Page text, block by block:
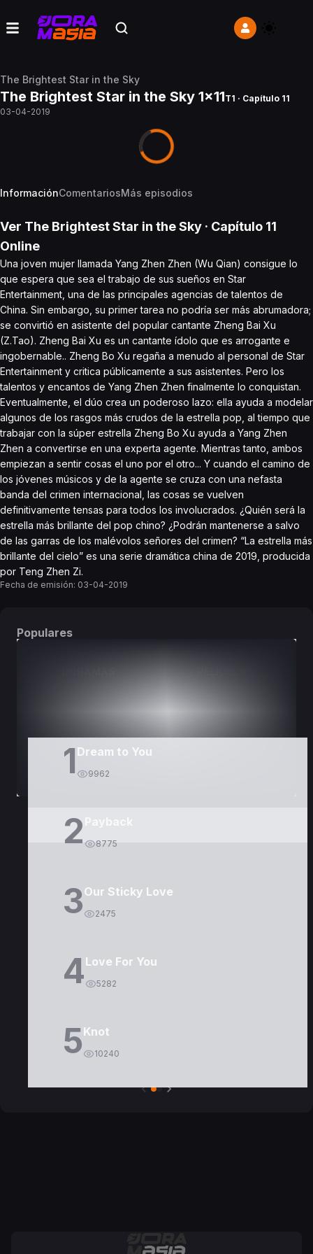
The Brightest Star in the Sky
The Brightest Star in the Sky 1x11T1 · Capítulo 11
03-04-2019
InformaciónComentariosMás episodios
Ver The Brightest Star in the Sky · Capítulo 11
Online
Una joven mujer llamada Yang Zhen Zhen (Wu Qian) consigue lo
que espera que sea el trabajo de sus sueños en Star
Entertainment, una de las principales agencias de talentos de
China. Sin embargo, su primer tarea no podría ser más abrumadora;
se convirtió en asistente del popular cantante Zheng Bai Xu
(Z.Tao). Zheng Bai Xu es un cantante ídolo que es arrogante e
ingobernable.. Zheng Bo Xu regaña a menudo al personal de Star
Entertainment y critica públicamente a sus asistentes. Pero los
talentos y encantos de Yang Zhen Zhen finalmente lo conquistan.
Eventualmente, el dúo crea un poderoso lazo: ella ayuda a modelar
algunos de los rasgos más crudos de la estrella pop, al tiempo que
trabajar con la súper estrella Zheng Bo Xu ayuda a Yang Zhen
Zhen a convertirse en una experta agente. Mientras tanto, ambos
empiezan a sentir cosas el uno por el otro... Y cuando el camino de
los jóvenes músicos y de la agente se cruza con una nefasta
banda del crimen internacional, las cosas se vuelven
definitivamente tensas para todos los involucrados. ¿Quién será la
estrella más brillante del pop chino? ¿Podrán mantenerse a salvo
de las garras de los malévolos señores del crimen? “La estrella más
brillante del cielo” es una serie dramática china de 2019, producida
por Teng Zhen Zi.
Fecha de emisión: 03-04-2019
Populares
1 Dream to You
9962
2 8775
3Our Sticky Love
2475
4Love For You
5282
5Knot
10240